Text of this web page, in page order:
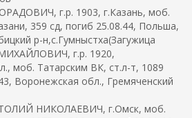
г.р. 1903, г.Казань, моб.
359 сд, погиб 25.08.44, Польша,
р-н,с.Гумныстха(Загужица
г.р. 1920,
моб. Татарским ВК, ст.л-т, 1089
Воронежская обл., Гремяченский
НИКОЛАЕВИЧ, г.Омск, моб.